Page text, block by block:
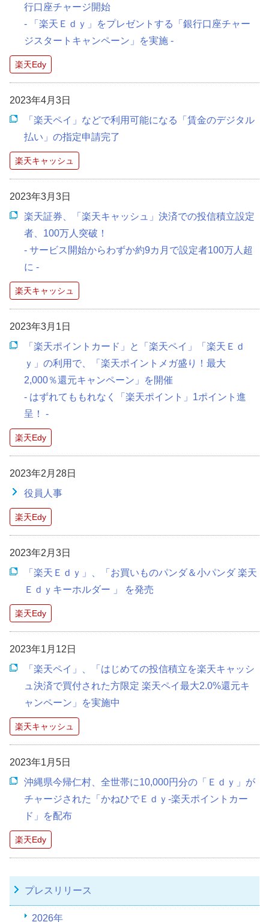
行口座チャージ開始
- 「楽天Ｅｄｙ」をプレゼントする「銀行口座チャー
ジスタートキャンペーン」を実施 -
楽天Edy
2023年4月3日
「楽天ペイ」などで利用可能になる「賃金のデジタル
払い」の指定申請完了
楽天キャッシュ
2023年3月3日
楽天証券、「楽天キャッシュ」決済での投信積立設定
者、100万人突破！
- サービス開始からわずか約9カ月で設定者100万人超
に -
楽天キャッシュ
2023年3月1日
「楽天ポイントカード」と「楽天ペイ」「楽天Ｅｄ
ｙ」の利用で、「楽天ポイントメガ盛り！最大
2,000％還元キャンペーン」を開催
- はずれてももれなく「楽天ポイント」1ポイント進
呈！ -
楽天Edy
2023年2月28日
役員人事
楽天Edy
2023年2月3日
「楽天Ｅｄｙ」、「お買いものパンダ＆小パンダ 楽天
Ｅｄｙキーホルダー 」 を発売
楽天Edy
2023年1月12日
「楽天ペイ」、「はじめての投信積立を楽天キャッシ
ュ決済で買付された方限定 楽天ペイ最大2.0%還元キ
ャンペーン」を実施中
楽天キャッシュ
2023年1月5日
沖縄県今帰仁村、全世帯に10,000円分の「Ｅｄｙ」が
チャージされた「かねひでＥｄｙ-楽天ポイントカー
ド」を配布
楽天Edy
プレスリリース
2026年